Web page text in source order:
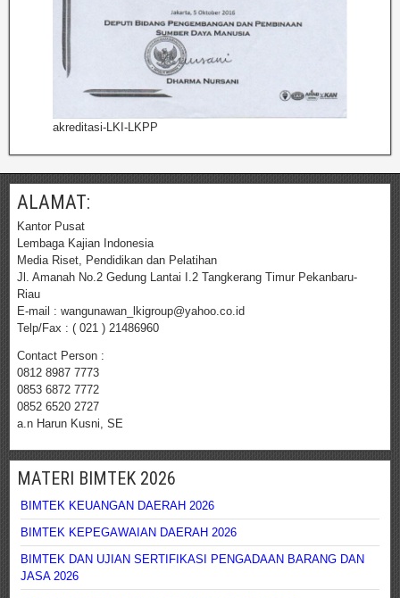
akreditasi-LKI-LKPP
ALAMAT:
Kantor Pusat
Lembaga Kajian Indonesia
Media Riset, Pendidikan dan Pelatihan
Jl. Amanah No.2 Gedung Lantai I.2 Tangkerang Timur Pekanbaru-
Riau
E-mail : wangunawan_lkigroup@yahoo.co.id
Telp/Fax : ( 021 ) 21486960
Contact Person :
0812 8987 7773
0853 6872 7772
0852 6520 2727
a.n Harun Kusni, SE
MATERI BIMTEK 2026
BIMTEK KEUANGAN DAERAH 2026
BIMTEK KEPEGAWAIAN DAERAH 2026
BIMTEK DAN UJIAN SERTIFIKASI PENGADAAN BARANG DAN
JASA 2026